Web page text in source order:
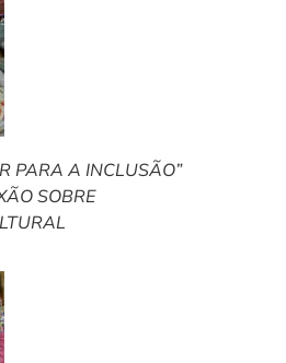
PARA A INCLUSÃO”
SOBRE